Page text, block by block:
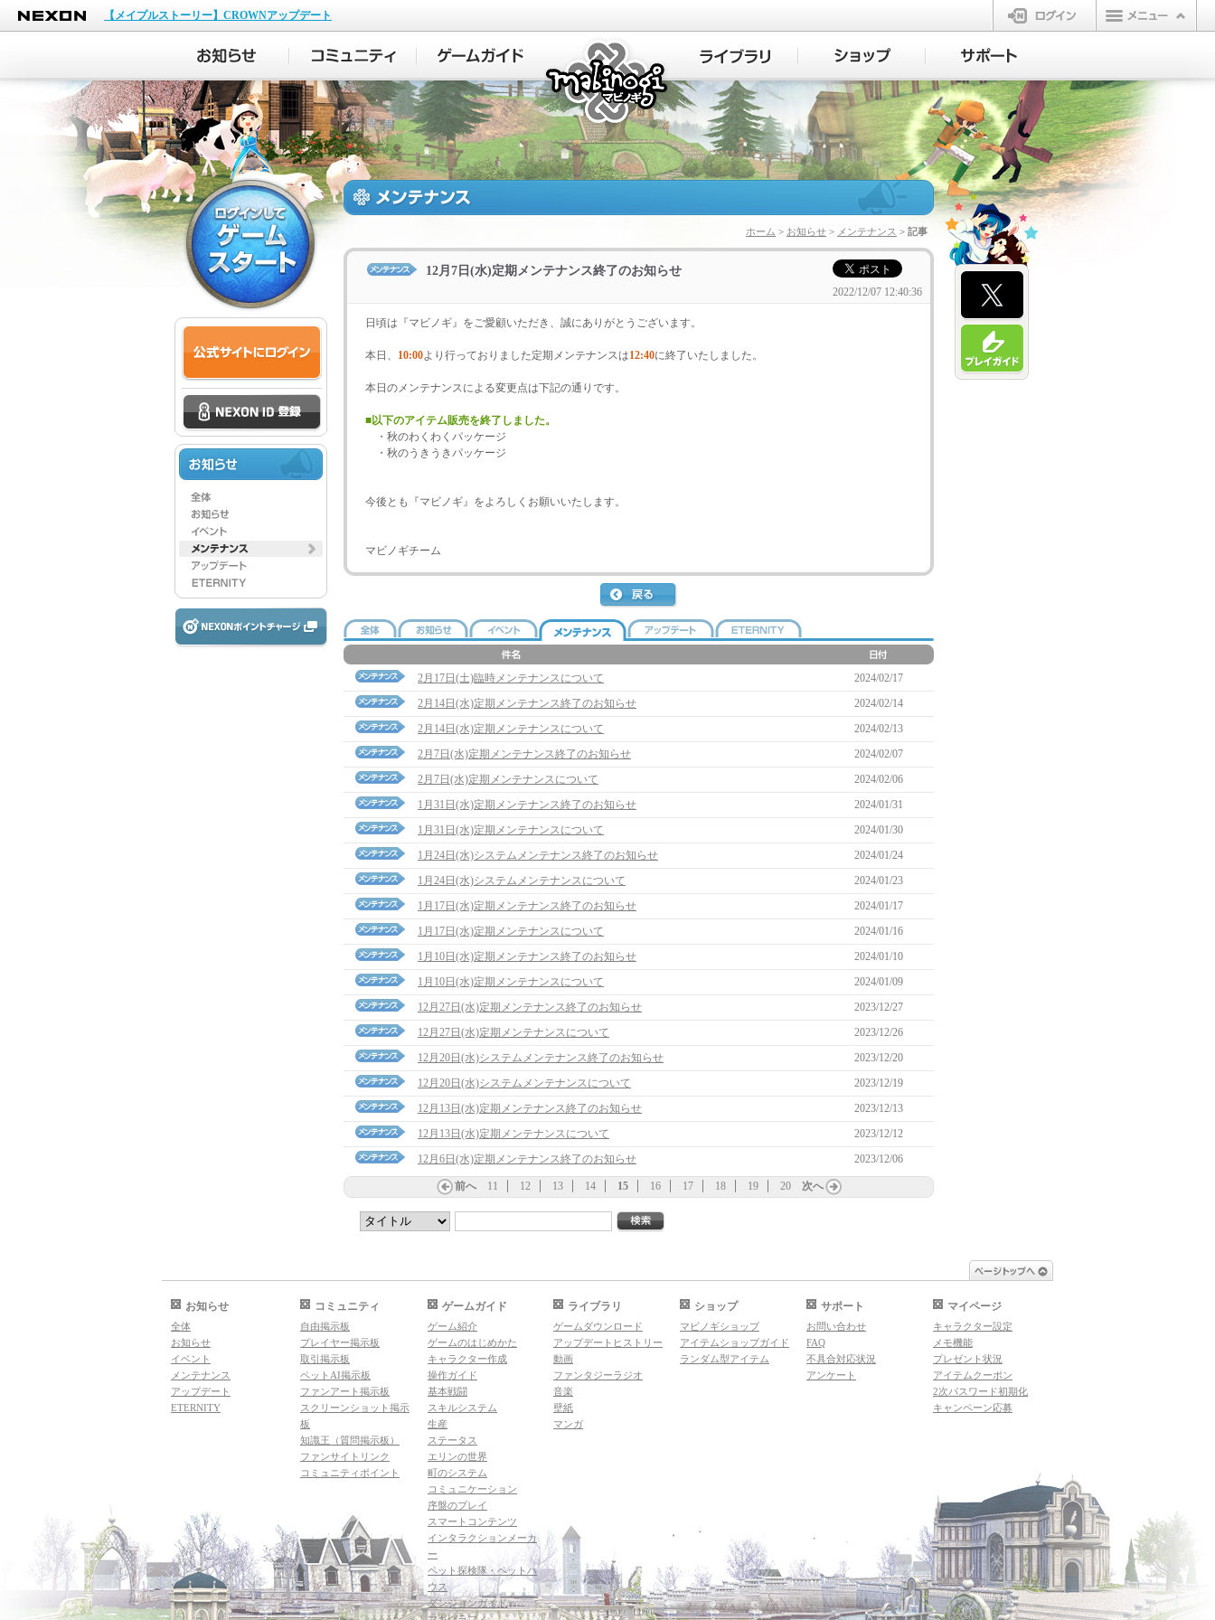
NEXON
【メイプルストーリー】CROWNアップデート
ログイン
マビノギ
ホーム > お知らせ > メンテナンス > 記事
12月7日(水)定期メンテナンス終了のお知らせ
2022/12/07 12:40:36
日頃は『マビノギ』をご愛顧いただき、誠にありがとうございます。
本日、 10:00より行っておりました定期メンテナンスは12:40に終了いたしました。
本日のメンテナンスによる変更点は下記の通りです。
■以下のアイテム販売を終了しました。
・秋のわくわくパッケージ
・秋のうきうきパッケージ
今後とも『マビノギ』をよろしくお願いいたします。
マビノギチーム
2月17日(土)臨時メンテナンスについて
2024/02/17
2月14日(水)定期メンテナンス終了のお知らせ
2024/02/14
2月14日(水)定期メンテナンスについて
2024/02/13
2月7日(水)定期メンテナンス終了のお知らせ
2024/02/07
2月7日(水)定期メンテナンスについて
2024/02/06
1月31日(水)定期メンテナンス終了のお知らせ
2024/01/31
1月31日(水)定期メンテナンスについて
2024/01/30
1月24日(水)システムメンテナンス終了のお知らせ
2024/01/24
1月24日(水)システムメンテナンスについて
2024/01/23
1月17日(水)定期メンテナンス終了のお知らせ
2024/01/17
1月17日(水)定期メンテナンスについて
2024/01/16
1月10日(水)定期メンテナンス終了のお知らせ
2024/01/10
1月10日(水)定期メンテナンスについて
2024/01/09
12月27日(水)定期メンテナンス終了のお知らせ
2023/12/27
12月27日(水)定期メンテナンスについて
2023/12/26
12月20日(水)システムメンテナンス終了のお知らせ
2023/12/20
12月20日(水)システムメンテナンスについて
2023/12/19
12月13日(水)定期メンテナンス終了のお知らせ
2023/12/13
12月13日(水)定期メンテナンスについて
2023/12/12
12月6日(水)定期メンテナンス終了のお知らせ
2023/12/06
前へ 11 12 13 14 15 16 17 18 19 20 次へ
お知らせ
全体
お知らせ
イベント
メンテナンス
アップデート
ETERNITY
コミュニティ
自由掲示板
プレイヤー掲示板
取引掲示板
ペットAI掲示板
ファンアート掲示板
スクリーンショット掲示
板
知識王（質問掲示板）
ファンサイトリンク
コミュニティポイント
ゲームガイド
ゲーム紹介
ゲームのはじめかた
キャラクター作成
操作ガイド
基本戦闘
スキルシステム
生産
ステータス
エリンの世界
町のシステム
コミュニケーション
序盤のプレイ
スマートコンテンツ
インタラクションメーカ
ー
ペット探検隊・ペットハ
ウス
ダンジョンガイド
ライブラリ
ゲームダウンロード
アップデートヒストリー
動画
ファンタジーラジオ
音楽
壁紙
マンガ
ショップ
マビノギショップ
アイテムショップガイド
ランダム型アイテム
サポート
お問い合わせ
FAQ
不具合対応状況
アンケート
マイページ
キャラクター設定
メモ機能
プレゼント状況
アイテムクーポン
2次パスワード初期化
キャンペーン応募